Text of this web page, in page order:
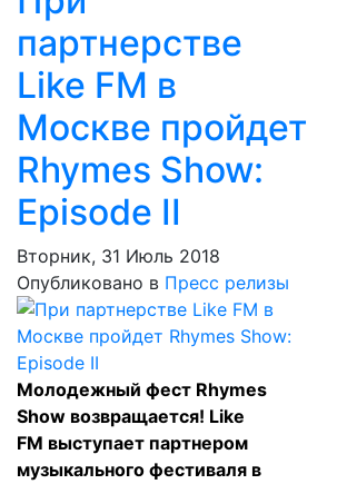
партнерстве
Like FM в
Москве пройдет
Rhymes Show:
Episode II
Вторник, 31 Июль 2018
Опубликовано в Пресс релизы
Молодежный фест Rhymes
Show возвращается! Like
FM выступает партнером
музыкального фестиваля в